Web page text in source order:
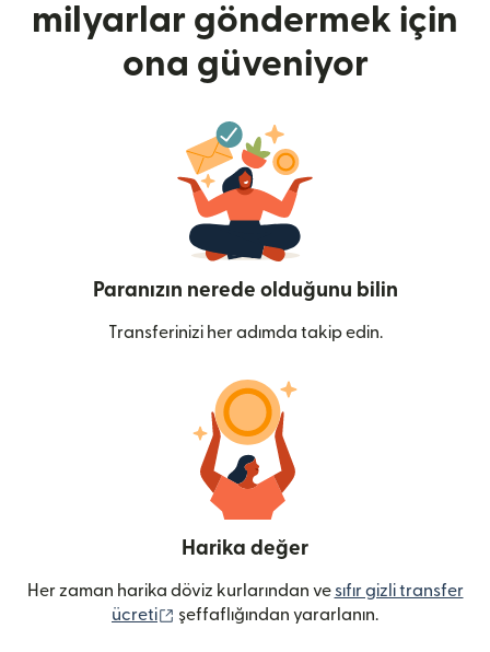
milyarlar göndermek için
ona güveniyor
Paranızın nerede olduğunu bilin
Transferinizi her adımda takip edin.
Harika değer
Her zaman harika döviz kurlarından ve sıfır gizli transfer
ücreti
(yeni pencerede açılır)
şeffaflığından yararlanın.